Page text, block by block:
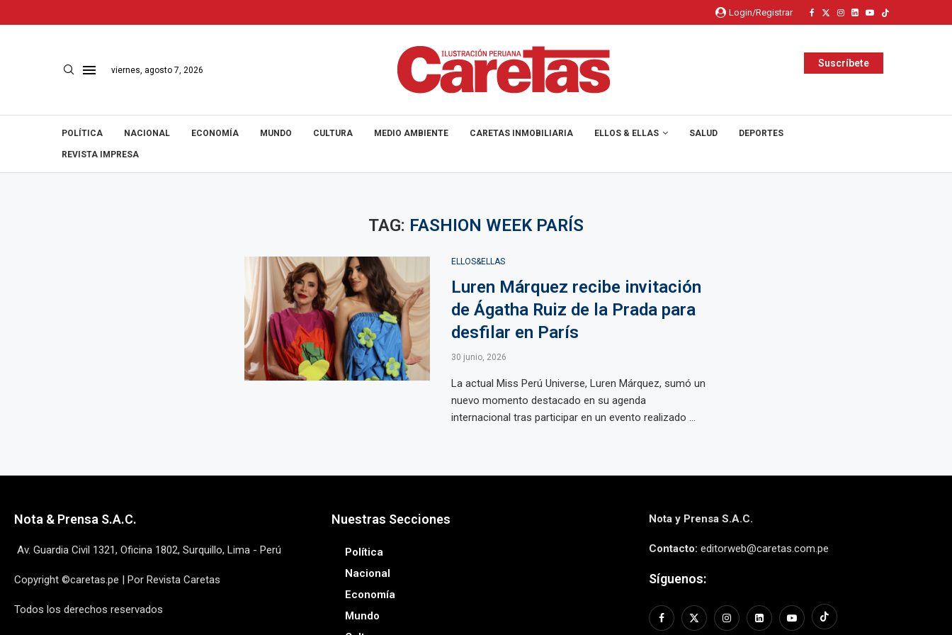
Login/Registrar
viernes, agosto 7, 2026
Suscríbete
POLÍTICA NACIONAL ECONOMÍA MUNDO CULTURA MEDIO AMBIENTE CARETAS INMOBILIARIA ELLOS & ELLAS SALUD DEPORTES
REVISTA IMPRESA
TAG: FASHION WEEK PARÍS
ELLOS&ELLAS
Luren Márquez recibe invitación
de Ágatha Ruiz de la Prada para
desfilar en París
30 junio, 2026
La actual Miss Perú Universe, Luren Márquez, sumó un
nuevo momento destacado en su agenda
internacional tras participar en un evento realizado ...
Nota & Prensa S.A.C.
Av. Guardia Civil 1321, Oficina 1802, Surquillo, Lima - Perú
Copyright ©caretas.pe | Por Revista Caretas
Todos los derechos reservados
Nuestras Secciones
Política
Nacional
Economía
Mundo
Nota y Prensa S.A.C.
Contacto: editorweb@caretas.com.pe
Síguenos: